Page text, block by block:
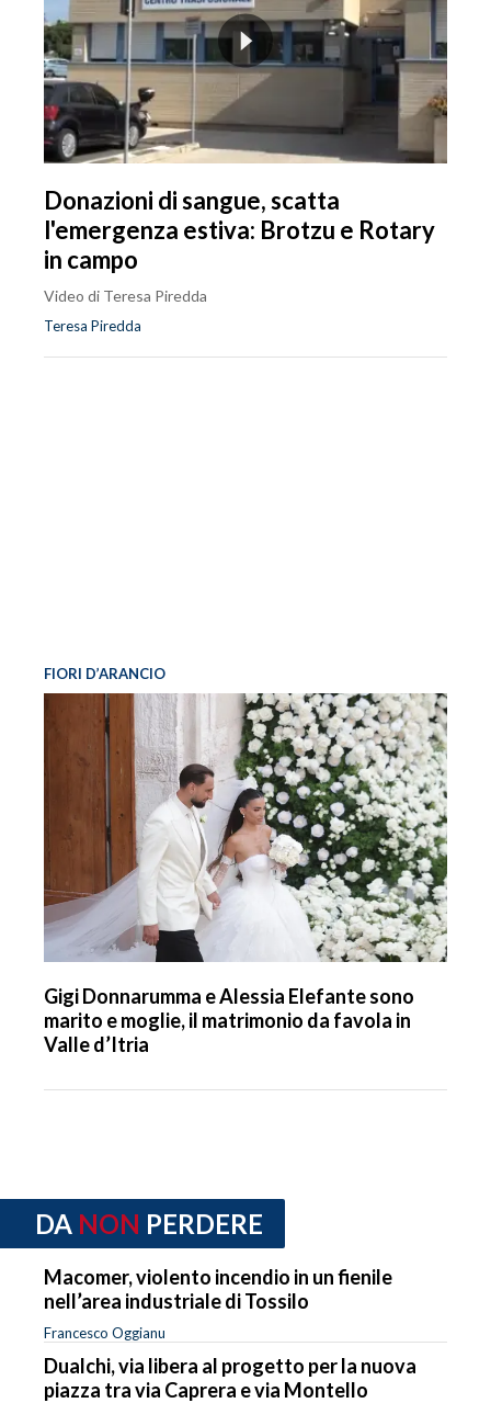
Donazioni di sangue, scatta
l'emergenza estiva: Brotzu e Rotary
in campo
Video di Teresa Piredda
Teresa Piredda
FIORI D’ARANCIO
Gigi Donnarumma e Alessia Elefante sono
marito e moglie, il matrimonio da favola in
Valle d’Itria
DA NON PERDERE
Macomer, violento incendio in un fienile
nell’area industriale di Tossilo
Francesco Oggianu
Dualchi, via libera al progetto per la nuova
piazza tra via Caprera e via Montello